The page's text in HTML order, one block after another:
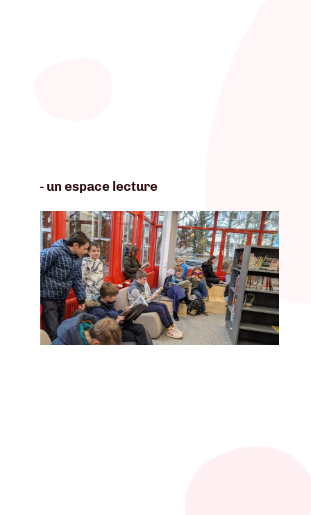
- un espace lecture